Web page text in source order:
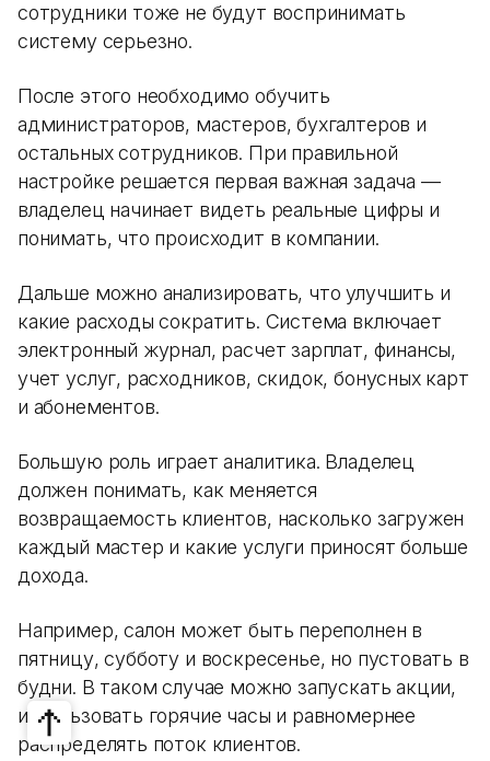
сотрудники тоже не будут воспринимать
систему серьезно.
После этого необходимо обучить
администраторов, мастеров, бухгалтеров и
остальных сотрудников. При правильной
настройке решается первая важная задача —
владелец начинает видеть реальные цифры и
понимать, что происходит в компании.
Дальше можно анализировать, что улучшить и
какие расходы сократить. Система включает
электронный журнал, расчет зарплат, финансы,
учет услуг, расходников, скидок, бонусных карт
и абонементов.
Большую роль играет аналитика. Владелец
должен понимать, как меняется
возвращаемость клиентов, насколько загружен
каждый мастер и какие услуги приносят больше
дохода.
Например, салон может быть переполнен в
пятницу, субботу и воскресенье, но пустовать в
будни. В таком случае можно запускать акции,
использовать горячие часы и равномернее
распределять поток клиентов.